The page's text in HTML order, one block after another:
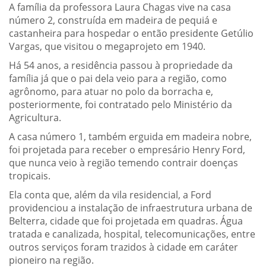
A família da professora Laura Chagas vive na casa
número 2, construída em madeira de pequiá e
castanheira para hospedar o então presidente Getúlio
Vargas, que visitou o megaprojeto em 1940.
Há 54 anos, a residência passou à propriedade da
família já que o pai dela veio para a região, como
agrônomo, para atuar no polo da borracha e,
posteriormente, foi contratado pelo Ministério da
Agricultura.
A casa número 1, também erguida em madeira nobre,
foi projetada para receber o empresário Henry Ford,
que nunca veio à região temendo contrair doenças
tropicais.
Ela conta que, além da vila residencial, a Ford
providenciou a instalação de infraestrutura urbana de
Belterra, cidade que foi projetada em quadras. Água
tratada e canalizada, hospital, telecomunicações, entre
outros serviços foram trazidos à cidade em caráter
pioneiro na região.